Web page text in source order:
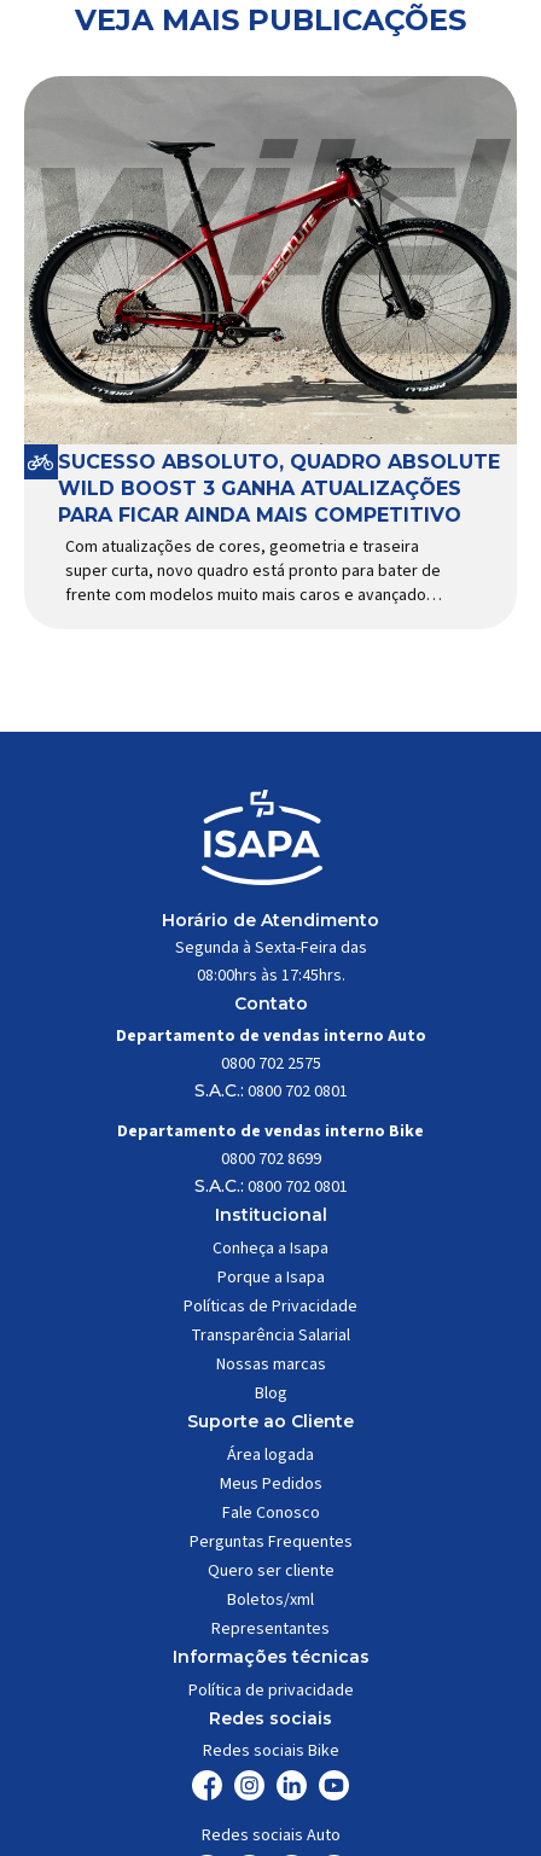
VEJA MAIS PUBLICAÇÕES
SUCESSO ABSOLUTO, QUADRO ABSOLUTE
WILD BOOST 3 GANHA ATUALIZAÇÕES
PARA FICAR AINDA MAIS COMPETITIVO
Com atualizações de cores, geometria e traseira
super curta, novo quadro está pronto para bater de
frente com modelos muito mais caros e avançados
Horário de Atendimento
Segunda à Sexta-Feira das
08:00hrs às 17:45hrs.
Contato
Departamento de vendas interno Auto
0800 702 2575
S.A.C.: 0800 702 0801
Departamento de vendas interno Bike
0800 702 8699
S.A.C.: 0800 702 0801
Institucional
Conheça a Isapa
Porque a Isapa
Políticas de Privacidade
Transparência Salarial
Nossas marcas
Blog
Suporte ao Cliente
Área logada
Meus Pedidos
Fale Conosco
Perguntas Frequentes
Quero ser cliente
Boletos/xml
Representantes
Informações técnicas
Política de privacidade
Redes sociais
Redes sociais Bike
Redes sociais Auto